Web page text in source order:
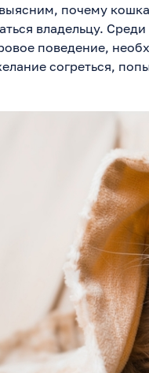
почему кошка
владельцу.
поведение,
согреться,